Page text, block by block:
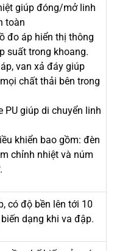
giúp đóng/mở linh
toàn
đo áp hiển thị thông
suất trong khoang.
van xả đáy giúp
chất thải bên trong
PU giúp di chuyển linh
khiển bao gồm: đèn
chỉnh nhiệt và núm
có độ bền lên tới 10
dạng khi va đập.